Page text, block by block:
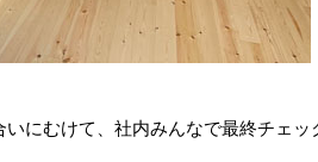
にむけて、社内みんなで最終チェッ